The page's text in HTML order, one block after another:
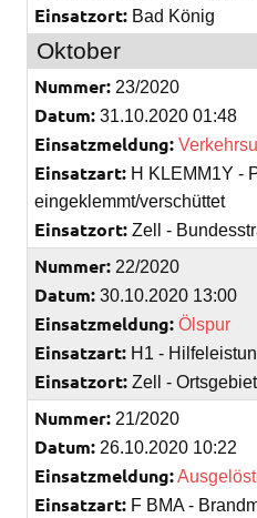
Einsatzort: Bad König
Oktober
Nummer: 23/2020
Datum: 31.10.2020 01:48
Einsatzmeldung:
Einsatzart: H KLEMM1Y -
eingeklemmt/verschüttet
Einsatzort: Zell -
Nummer: 22/2020
Datum: 30.10.2020 13:00
Einsatzmeldung: Ölspur
Einsatzart: H1 -
Einsatzort: Zell - Ortsgebiet
Nummer: 21/2020
Datum: 26.10.2020 10:22
Einsatzmeldung:
Einsatzart: F BMA -